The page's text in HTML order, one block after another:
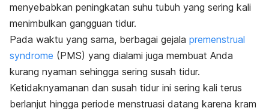
menyebabkan peningkatan suhu tubuh yang sering kali
menimbulkan gangguan tidur.
Pada waktu yang sama, berbagai gejala premenstrual
syndrome (PMS) yang dialami juga membuat Anda
kurang nyaman sehingga sering susah tidur.
Ketidaknyamanan dan susah tidur ini sering kali terus
berlanjut hingga periode menstruasi datang karena kram